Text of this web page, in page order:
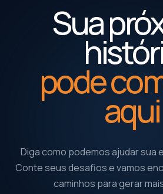
Sua
pode
aqui
Diga como podemos ajudar sua
Conte seus desafios e vamos
caminhos para gerar